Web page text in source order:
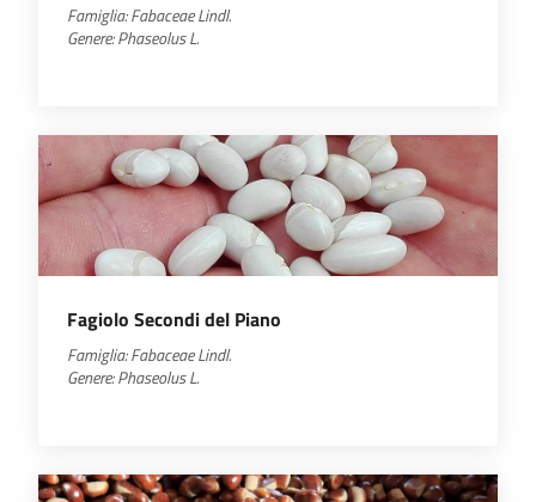
Famiglia:FabaceaeLindl.
Genere:PhaseolusL.
Fagiolo Secondi del Piano
Famiglia:FabaceaeLindl.
Genere:Phaseolus L.